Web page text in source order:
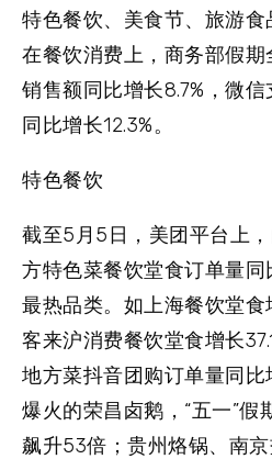
特色餐饮、美食节、旅游食
在餐饮消费上，商务部假
销售额同比增长8.7%，微
同比增长12.3%。
特色餐饮
截至5月5日，美团平台上
方特色菜餐饮堂食订单量同
最热品类。如上海餐饮堂食
客来沪消费餐饮堂食增长
地方菜抖音团购订单量同比
爆火的荣昌卤鹅，“五一”假
飙升53倍；贵州烙锅、南